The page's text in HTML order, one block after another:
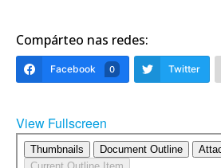
Compárteo nas redes:
Facebook 0 Twitter
View Fullscreen